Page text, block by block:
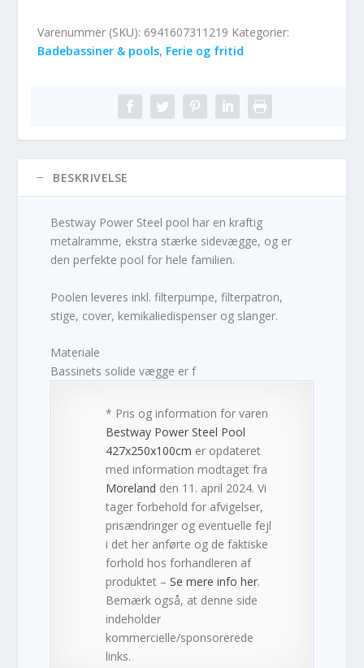
Varenummer (SKU): 6941607311219 Kategorier:
Badebassiner & pools, Ferie og fritid
BESKRIVELSE
Bestway Power Steel pool har en kraftig
metalramme, ekstra stærke sidevægge, og er
den perfekte pool for hele familien.
Poolen leveres inkl. filterpumpe, filterpatron,
stige, cover, kemikaliedispenser og slanger.
Materiale
Bassinets solide vægge er f
* Pris og information for varen
Bestway Power Steel Pool
427x250x100cm er opdateret
med information modtaget fra
Moreland den 11. april 2024. Vi
tager forbehold for afvigelser,
prisændringer og eventuelle fejl
i det her anførte og de faktiske
forhold hos forhandleren af
produktet –Se mere info her.
Bemærk også, at denne side
indeholder
kommercielle/sponsorerede
links.